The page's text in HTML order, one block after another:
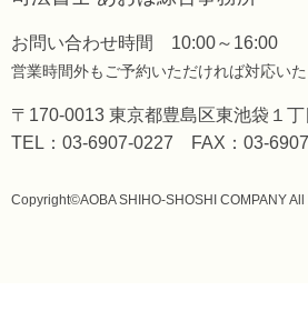
お問い合わせ時間 10:00～16:00
営業時間外もご予約いただければ対応い
〒170-0013 東京都豊島区東池袋１
TEL：03-6907-0227 FAX：03-
Copyright©AOBA SHIHO-SHOSHI COMPANY